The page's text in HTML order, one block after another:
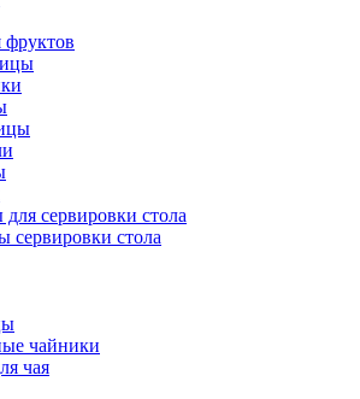
фруктов
сервировки стола
сервировки стола
чайники
чая